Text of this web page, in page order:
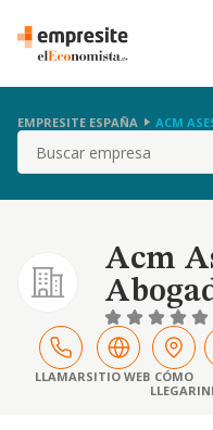
EMPRESITE ESPAÑA ACM
Buscar
Acm
LLAMARSITIO WEB CÓMO
LLEGAR